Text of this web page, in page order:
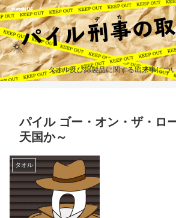
タオル及び綿製品に関する出来事につ
パイル ゴー・オン・ザ・ロ
天国か～
タオル